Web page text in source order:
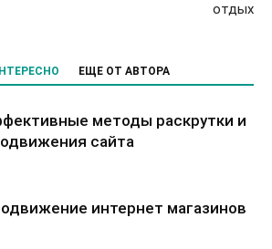
отдых
ЕЩЕ ОТ АВТОРА
методы раскрутки и
сайта
интернет магазинов